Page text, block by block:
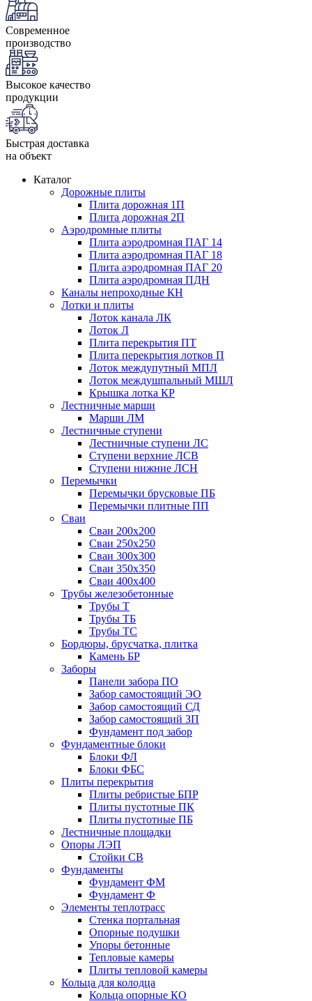
Современное
производство
Высокое качество
продукции
Быстрая доставка
на объект
Каталог
Дорожные плиты
Плита дорожная 1П
Плита дорожная 2П
Аэродромные плиты
Плита аэродромная ПАГ 14
Плита аэродромная ПАГ 18
Плита аэродромная ПАГ 20
Плита аэродромная ПДН
Каналы непроходные КН
Лотки и плиты
Лоток канала ЛК
Лоток Л
Плита перекрытия ПТ
Плита перекрытия лотков П
Лоток междупутный МПЛ
Лоток междушпальный МШЛ
Крышка лотка КР
Лестничные марши
Марши ЛМ
Лестничные ступени
Лестничные ступени ЛС
Ступени верхние ЛСВ
Ступени нижние ЛСН
Перемычки
Перемычки брусковые ПБ
Перемычки плитные ПП
Сваи
Сваи 200х200
Сваи 250х250
Сваи 300х300
Сваи 350х350
Сваи 400х400
Трубы железобетонные
Трубы Т
Трубы ТБ
Трубы ТС
Бордюры, брусчатка, плитка
Камень БР
Заборы
Панели забора ПО
Забор самостоящий ЭО
Забор самостоящий СД
Забор самостоящий ЗП
Фyндамент под забор
Фундаментные блоки
Блоки ФЛ
Блоки ФБС
Плиты перекрытия
Плиты ребристые БПР
Плиты пустотные ПК
Плиты пустотные ПБ
Лестничные площадки
Опоры ЛЭП
Стойки СВ
Фундаменты
Фyндамент ФМ
Фyндамент Ф
Элементы теплотрасс
Стенка портальная
Опорные подушки
Упоры бетонные
Тепловые камеры
Плиты тепловой камеры
Кольца для колодца
Кольца опорные КО